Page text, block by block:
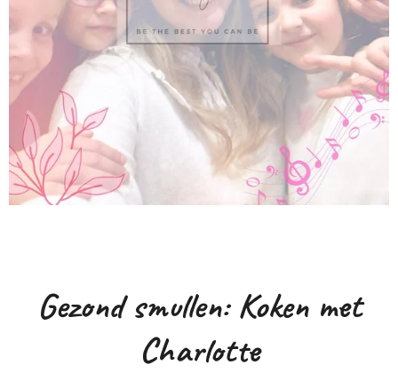
Gezond smullen: Koken met
Charlotte